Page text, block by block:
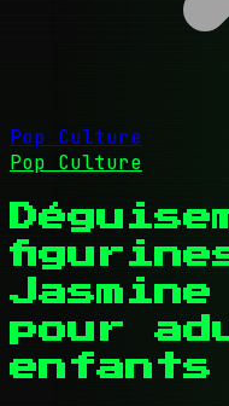
Pop Culture
Pop Culture
pour
enfants